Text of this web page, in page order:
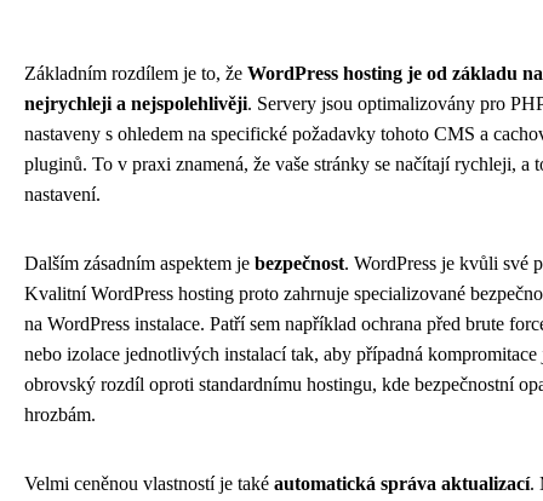
Základním rozdílem je to, že WordPress hosting je od základu
nejrychleji a nejspolehlivěji. Servery jsou optimalizovány pro
nastaveny s ohledem na specifické požadavky tohoto CMS a
pluginů. To v praxi znamená, že vaše stránky se načítají rychleji,
nastavení.
Dalším zásadním aspektem je bezpečnost. WordPress je kvůli své
Kvalitní WordPress hosting proto zahrnuje specializované
na WordPress instalace. Patří sem například ochrana před brute
nebo izolace jednotlivých instalací tak, aby případná
obrovský rozdíl oproti standardnímu hostingu, kde bezpečnostní
hrozbám.
Velmi ceněnou vlastností je také automatická správa aktualizací.